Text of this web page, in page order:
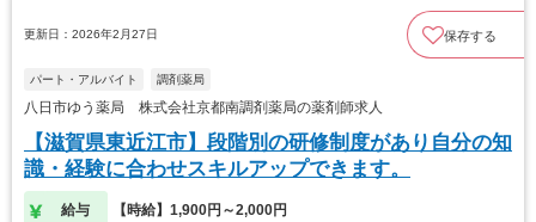
更新日：2026年2月27日 保存する
パート・アルバイト 調剤薬局
八日市ゆう薬局 株式会社京都南調剤薬局の薬剤師求人
【滋賀県東近江市】段階別の研修制度があり自分の知
識・経験に合わせスキルアップできます。
給与 【時給】1,900円～2,000円